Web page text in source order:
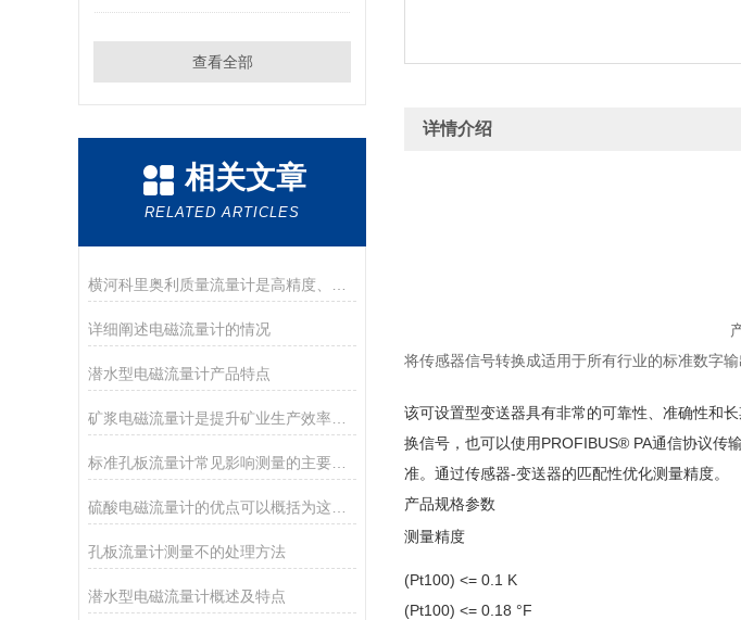
查看全部
相关文章
RELATED ARTICLES
详细阐述电磁流量计的情况
潜水型电磁流量计产品特点
标准孔板流量计常见影响测量的主要因素
孔板流量计测量不的处理方法
潜水型电磁流量计概述及特点
详情介绍
将传感器信号转换成适用于所有行业的标准数字输
该可设置型变送器具有非常的可靠性、准确性和
换信号，也可以使用PROFIBUS® PA通信协议传
准。通过传感器-变送器的匹配性优化测量精度。
产品规格参数
测量精度
(Pt100) <= 0.1 K
(Pt100) <= 0.18 °F